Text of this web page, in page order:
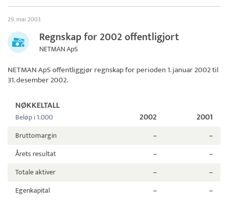
29. mai 2003
Regnskap for 2002 offentligjort
NETMAN ApS
NETMAN ApSoffentliggjør regnskap for perioden 1. januar 2002 til
31. desember 2002.
NØKKELTALL
Beløp i 1.000 2002 2001
Bruttomargin –
–
Årets resultat
–
–
Totale aktiver
–
–
Egenkapital
– –